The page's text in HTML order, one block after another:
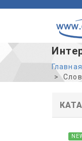
Главная